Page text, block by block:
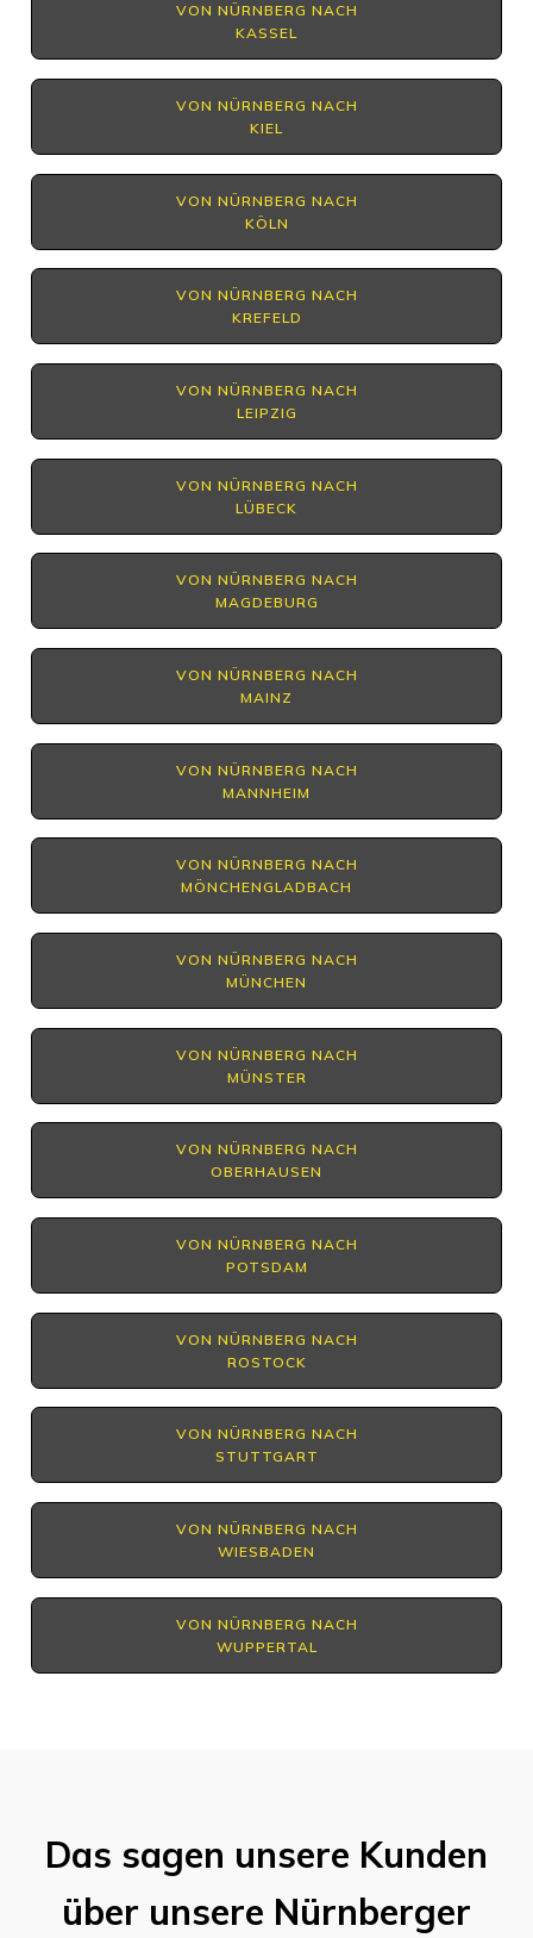
VON NÜRNBERG NACH
KASSEL
VON NÜRNBERG NACH
KIEL
VON NÜRNBERG NACH
KÖLN
VON NÜRNBERG NACH
KREFELD
VON NÜRNBERG NACH
LEIPZIG
VON NÜRNBERG NACH
LÜBECK
VON NÜRNBERG NACH
MAGDEBURG
VON NÜRNBERG NACH
MAINZ
VON NÜRNBERG NACH
MANNHEIM
VON NÜRNBERG NACH
MÖNCHENGLADBACH
VON NÜRNBERG NACH
MÜNCHEN
VON NÜRNBERG NACH
MÜNSTER
VON NÜRNBERG NACH
OBERHAUSEN
VON NÜRNBERG NACH
POTSDAM
VON NÜRNBERG NACH
ROSTOCK
VON NÜRNBERG NACH
STUTTGART
VON NÜRNBERG NACH
WIESBADEN
VON NÜRNBERG NACH
WUPPERTAL
Das sagen unsere Kunden
über unsere Nürnberger